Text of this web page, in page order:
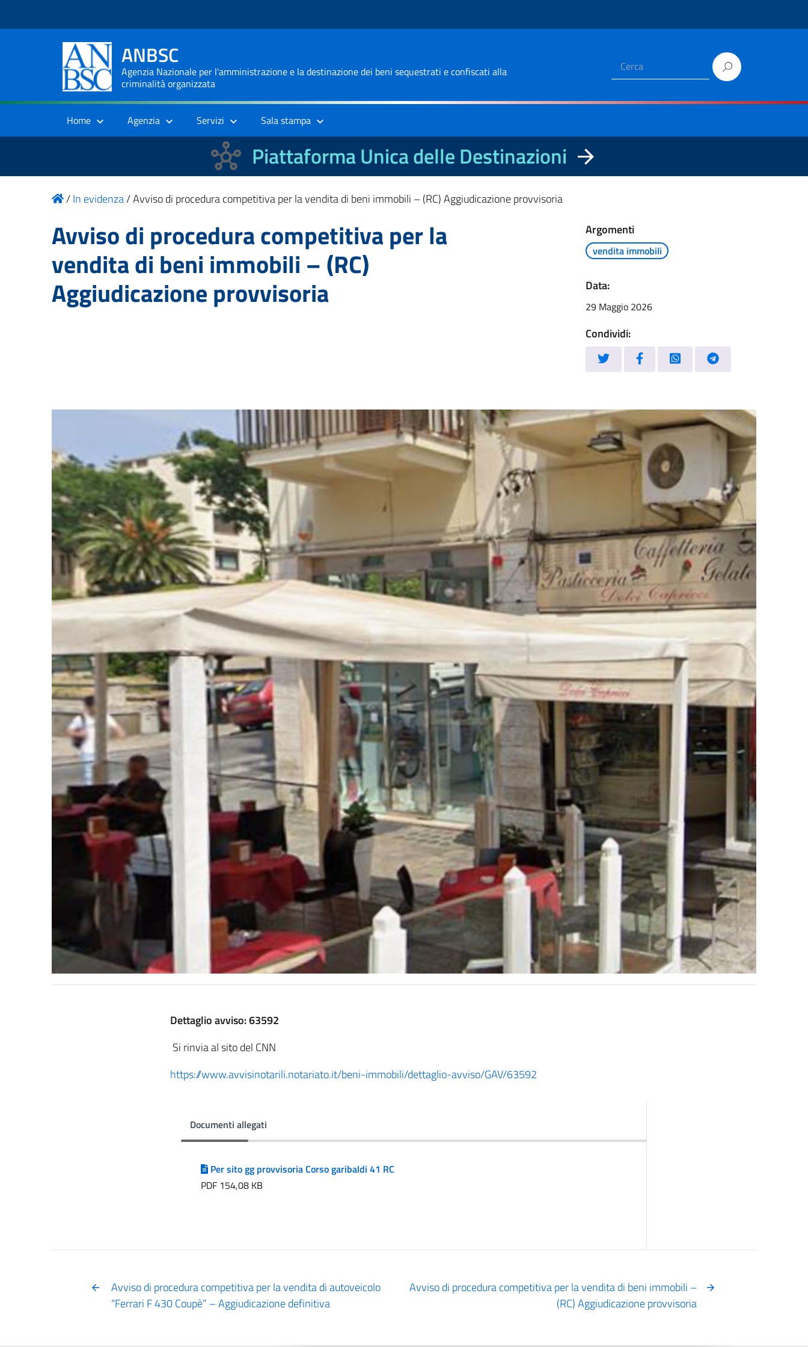
ANBSC
Agenzia Nazionale per l'amministrazione e la destinazione dei beni sequestrati e confiscati alla
criminalità organizzata
Home Agenzia Servizi Sala stampa
Piattaforma Unica delle Destinazioni
/In evidenza/Avviso di procedura competitiva per la vendita di beni immobili – (RC) Aggiudicazione provvisoria
Avviso di procedura competitiva per la
vendita di beni immobili – (RC)
Aggiudicazione provvisoria
Argomenti
vendita immobili
Data:
29 Maggio 2026
Condividi:
Dettaglio avviso: 63592
Si rinvia al sito del CNN
https://www.avvisinotarili.notariato.it/beni-immobili/dettaglio-avviso/GAV/63592
Documenti allegati
Per sito gg provvisoria Corso garibaldi 41 RC
PDF 154,08 KB
Avviso di procedura competitiva per la vendita di autoveicolo
“Ferrari F 430 Coupè” – Aggiudicazione definitiva
Avviso di procedura competitiva per la vendita di beni immobili –
(RC) Aggiudicazione provvisoria